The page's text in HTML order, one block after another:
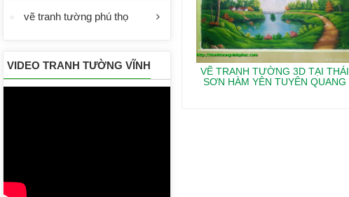
VẼ TRANH TƯỜNG 3D TẠI THÁI
SƠN HÀM YÊN TUYÊN QUANG
vẽ tranh tường phú thọ
VIDEO TRANH TƯỜNG VĨNH